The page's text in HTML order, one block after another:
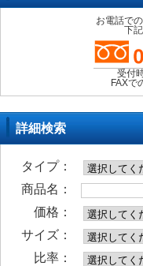
お電話で
下
受付
FAXで
詳細検索
タイプ：
商品名：
価格：
サイズ：
比率：